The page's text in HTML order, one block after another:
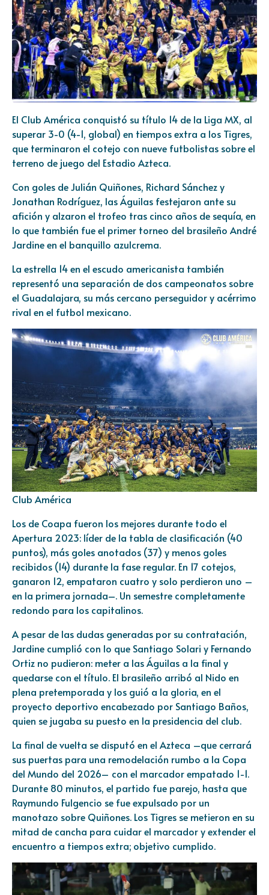
El Club América conquistó su título 14 de la Liga MX, al
superar 3-0 (4-1, global) en tiempos extra a los Tigres,
que terminaron el cotejo con nueve futbolistas sobre el
terreno de juego del Estadio Azteca.
Con goles de Julián Quiñones, Richard Sánchez y
Jonathan Rodríguez, las Águilas festejaron ante su
afición y alzaron el trofeo tras cinco años de sequía, en
lo que también fue el primer torneo del brasileño André
Jardine en el banquillo azulcrema.
La estrella 14 en el escudo americanista también
representó una separación de dos campeonatos sobre
el Guadalajara, su más cercano perseguidor y acérrimo
rival en el futbol mexicano.
Club América
Los de Coapa fueron los mejores durante todo el
Apertura 2023: líder de la tabla de clasificación (40
puntos), más goles anotados (37) y menos goles
recibidos (14) durante la fase regular. En 17 cotejos,
ganaron 12, empataron cuatro y solo perdieron uno –
en la primera jornada–. Un semestre completamente
redondo para los capitalinos.
A pesar de las dudas generadas por su contratación,
Jardine cumplió con lo que Santiago Solari y Fernando
Ortiz no pudieron: meter a las Águilas a la final y
quedarse con el título. El brasileño arribó al Nido en
plena pretemporada y los guió a la gloria, en el
proyecto deportivo encabezado por Santiago Baños,
quien se jugaba su puesto en la presidencia del club.
La final de vuelta se disputó en el Azteca –que cerrará
sus puertas para una remodelación rumbo a la Copa
del Mundo del 2026– con el marcador empatado 1-1.
Durante 80 minutos, el partido fue parejo, hasta que
Raymundo Fulgencio se fue expulsado por un
manotazo sobre Quiñones. Los Tigres se metieron en su
mitad de cancha para cuidar el marcador y extender el
encuentro a tiempos extra; objetivo cumplido.